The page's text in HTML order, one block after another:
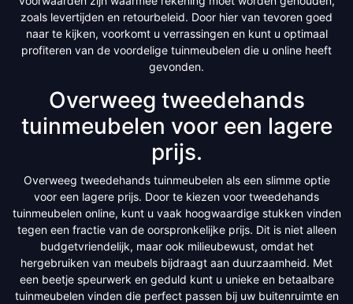
zoals levertijden en retourbeleid. Door hier van tevoren goed
naar te kijken, voorkomt u verrassingen en kunt u optimaal
profiteren van de voordelige tuinmeubelen die u online heeft
gevonden.
Overweeg tweedehands
tuinmeubelen voor een lagere
prijs.
Overweeg tweedehands tuinmeubelen als een slimme optie
voor een lagere prijs. Door te kiezen voor tweedehands
tuinmeubelen online, kunt u vaak hoogwaardige stukken vinden
tegen een fractie van de oorspronkelijke prijs. Dit is niet alleen
budgetvriendelijk, maar ook milieubewust, omdat het
hergebruiken van meubels bijdraagt aan duurzaamheid. Met
een beetje speurwerk en geduld kunt u unieke en betaalbare
tuinmeubelen vinden die perfect passen bij uw buitenruimte en